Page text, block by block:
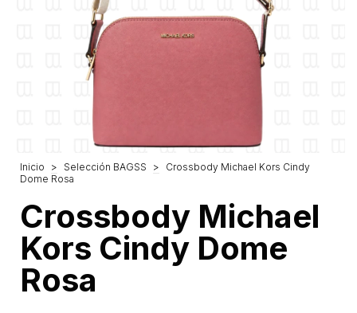
Inicio > Selección BAGSS >
Crossbody Michael Kors Cindy
Dome Rosa
Crossbody Michael
Kors Cindy Dome
Rosa